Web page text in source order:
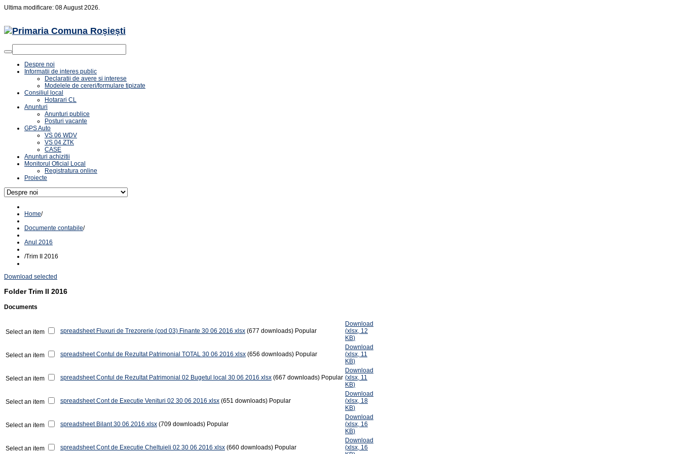
Ultima modificare: 08 August 2026.
Despre noi
Informatii de interes public
Declaratii de avere si interese
Modelele de cereri/formulare tipizate
Consiliul local
Hotarari CL
Anunturi
Anunturi publice
Posturi vacante
GPS Auto
VS 06 WDV
VS 04 ZTK
CASE
Anunturi achizitii
Monitorul Oficial Local
Registratura online
Proiecte
Home/
Documente contabile/
Anul 2016
/Trim II 2016
Download selected
Folder Trim II 2016
Documents
Select an item spreadsheet Fluxuri de Trezorerie (cod 03) Finante 30 06 2016 xlsx (677 downloads) Popular
Download
(xlsx, 12
KB)
Select an item spreadsheet Contul de Rezultat Patrimonial TOTAL 30 06 2016 xlsx (656 downloads) Popular
Download
(xlsx, 11
KB)
Select an item spreadsheet Contul de Rezultat Patrimonial 02 Bugetul local 30 06 2016 xlsx (667 downloads) Popular
Download
(xlsx, 11
KB)
Select an item spreadsheet Cont de Executie Venituri 02 30 06 2016 xlsx (651 downloads) Popular
Download
(xlsx, 18
KB)
Select an item spreadsheet Bilant 30 06 2016 xlsx (709 downloads) Popular
Download
(xlsx, 16
KB)
Select an item spreadsheet Cont de Executie Cheltuieli 02 30 06 2016 xlsx (660 downloads) Popular
Download
(xlsx, 16